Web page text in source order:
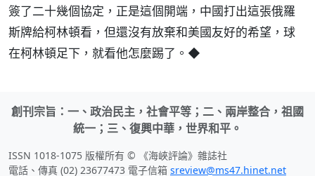
簽了二十幾個協定，正是這個開端，中國打出這張俄羅
斯牌給柯林頓看，但還沒有放棄和美國友好的希望，球
在柯林頓足下，就看他怎麼踢了。◆
創刊宗旨：一、政治民主，社會平等；二、兩岸整合，祖國
統一；三、復興中華，世界和平。
ISSN 1018-1075 版權所有 © 《海峽評論》雜誌社
電話、傳真 (02) 23677473 電子信箱 sreview@ms47.hinet.net